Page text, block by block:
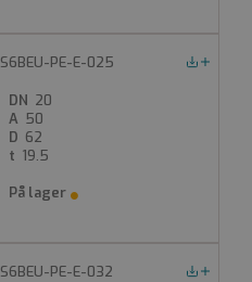
S6BEU-PE-E-025
20
50
62
19.5
S6BEU-PE-E-032